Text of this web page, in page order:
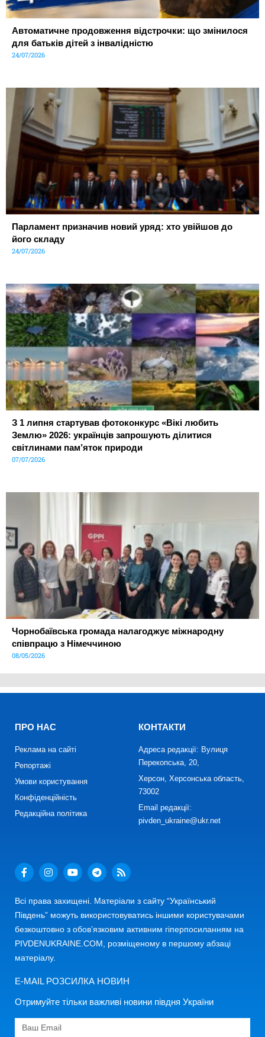
Автоматичне продовження відстрочки: що змінилося
для батьків дітей з інвалідністю
24/07/2026
Парламент призначив новий уряд: хто увійшов до
його складу
24/07/2026
З 1 липня стартував фотоконкурс «Вікі любить
Землю» 2026: українців запрошують ділитися
світлинами пам’яток природи
07/07/2026
Чорнобаївська громада налагоджує міжнародну
співпрацю з Німеччиною
08/05/2026
ПРО НАС
Реклама на сайті
Репортажі
Умови користування
Конфіденційність
Редакційна політика
КОНТАКТИ
Адреса редакції: Вулиця
Перекопська, 20,
Херсон, Херсонська область,
73002
Email редакції:
pivden_ukraine@ukr.net
Всі права захищені. Матеріали з сайту “Український
Південь” можуть використовуватись іншими користувачами
безкоштовно з обов’язковим активним гіперпосиланням на
PIVDENUKRAINE.COM, розміщеному в першому абзаці
матеріалу.
E-MAIL РОЗСИЛКА НОВИН
Отримуйте тільки важливі новини півдня України